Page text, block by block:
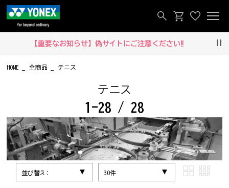
【重要なお知らせ】偽サイトにご注意ください‼
HOME 全商品 テニス
テニス
1-28 / 28
並び替え: 30件